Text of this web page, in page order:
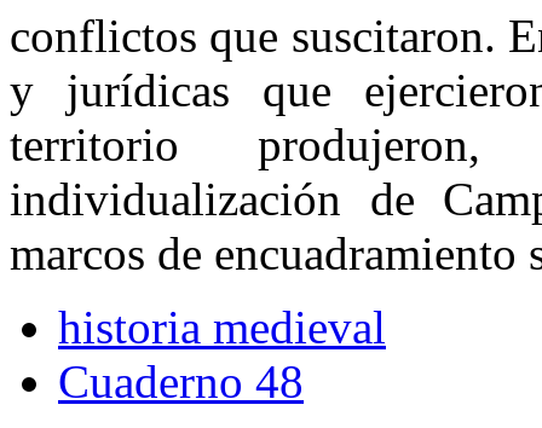
conflictos que suscitaron.
y jurídicas que
territorio
individualización de
marcos de encuadramiento
historia medieval
Cuaderno 48